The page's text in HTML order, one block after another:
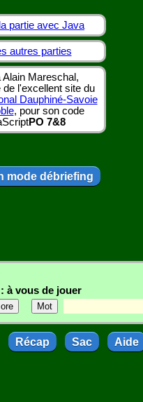
partie avec Java
autres parties
Alain Mareschal,
l'excellent site du
Dauphiné-Savoie
, pour son code
PO 7&8
mode débriefing
à vous de jouer
Récap Sac Aide